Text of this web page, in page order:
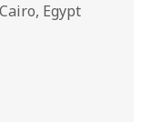
Egypt